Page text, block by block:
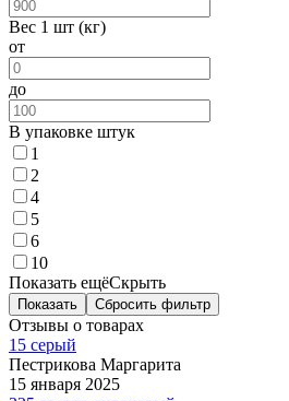
Вес 1 шт (кг)
от
до
В упаковке штук
1
2
4
5
6
10
Показать ещёСкрыть
Показать Сбросить фильтр
Отзывы о товарах
15 серый
Пестрикова Маргарита
15 января 2025